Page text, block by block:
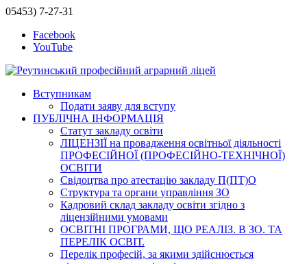
05453) 7-27-31
Facebook
YouTube
Вступникам
Подати заяву для вступу
ПУБЛІЧНА ІНФОРМАЦІЯ
Статут закладу освіти
ЛІЦЕНЗІЇ на провадження освітньої діяльності
ПРОФЕСІЙНОЇ (ПРОФЕСІЙНО-ТЕХНІЧНОЇ)
ОСВІТИ
Свідоцтва про атестацію закладу П(ПТ)О
Структура та органи управління ЗО
Кадровий склад закладу освіти згідно з
ліцензійними умовами
ОСВІТНІ ПРОГРАМИ, ЩО РЕАЛІЗ. В ЗО. ТА
ПЕРЕЛІК ОСВІТ.
Перелік професій, за якими здійснюється